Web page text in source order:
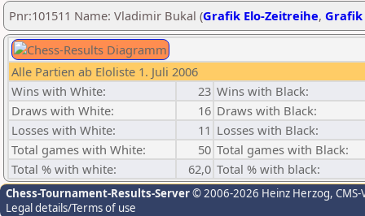
Pnr:101511 Name: Vladimir Bukal (Grafik Elo-Zeitreihe, Grafik
Alle Partien ab Eloliste 1. Juli 2006
Wins with White:
23 Wins with Black:
Draws with White:
16 Draws with Black:
Losses with White:
11 Losses with Black:
Total games with White:
50 Total games with Black:
Total % with white:
62,0 Total % with black:
Chess-Tournament-Results-Server© 2006-2026 Heinz Herzog,
Legal details/Terms of use